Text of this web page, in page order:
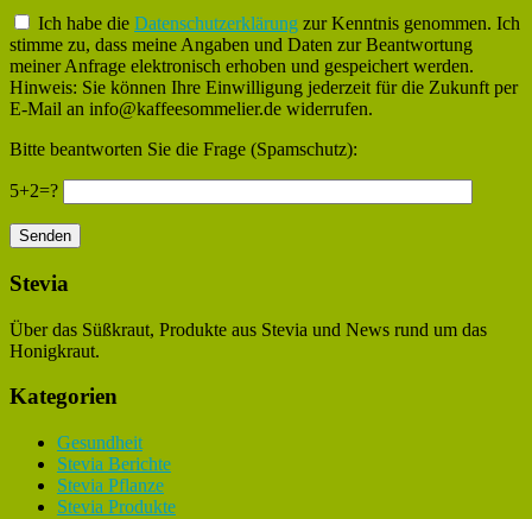
Ich habe die Datenschutzerklärung zur Kenntnis genommen. Ich
stimme zu, dass meine Angaben und Daten zur Beantwortung
meiner Anfrage elektronisch erhoben und gespeichert werden.
Hinweis: Sie können Ihre Einwilligung jederzeit für die Zukunft per
E-Mail an info@kaffeesommelier.de widerrufen.
Bitte beantworten Sie die Frage (Spamschutz):
5+2=?
Stevia
Über das Süßkraut, Produkte aus Stevia und News rund um das
Honigkraut.
Kategorien
Gesundheit
Stevia Berichte
Stevia Pflanze
Stevia Produkte